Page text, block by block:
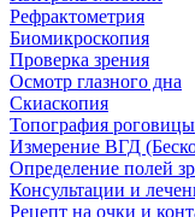
Рефрактометрия
Биомикроскопия
Проверка зрения
Осмотр глазного дна
Скиаскопия
Топография роговицы
Измерение ВГД
Определение полей
Консультации и
Рецепт на очки и